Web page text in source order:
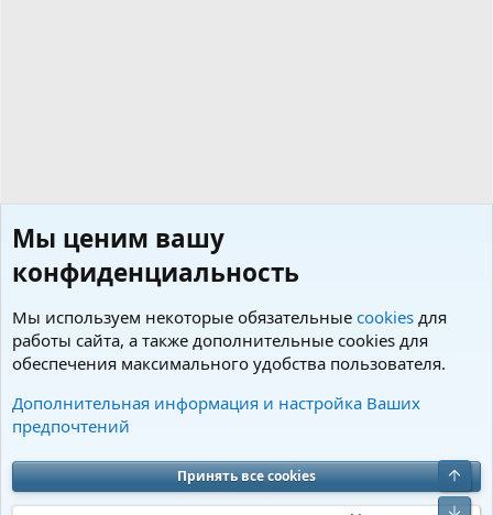
Теги
Cookies Charm by DCom
Обратная связь
Условия и правила
Политика конфиденциальности
Помощь
S
Мы ценим вашу
конфиденциальность
Мы используем некоторые обязательные cookies для
работы сайта, а также дополнительные cookies для
обеспечения максимального удобства пользователя.
Дополнительная информация и настройка Ваших
предпочтений
Принять все cookies
Верх
Низ